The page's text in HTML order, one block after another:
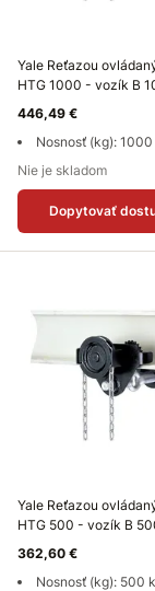
Yale Reťazou
HTG 1000 - vozík B
446,49 €
Nosnosť (kg):
Nie je skladom
Dopytovať
Yale Reťazou
HTG 500 - vozík B
362,60 €
Nosnosť (kg): 500